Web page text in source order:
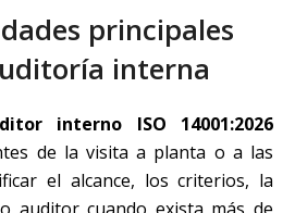
principales
interna
interno ISO 14001:2026
de la visita a planta o a las
el alcance, los criterios, la